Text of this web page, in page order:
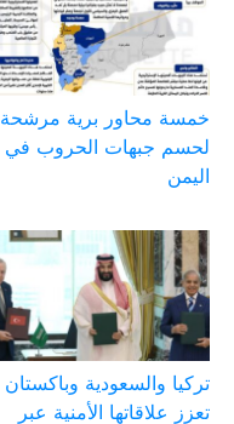
خمسة محاور برية مرشحة
لحسم جبهات الحروب في
اليمن
تركيا والسعودية وباكستان
تعزز علاقاتها الأمنية عبر